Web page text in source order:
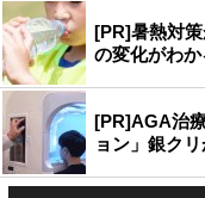
[PR]暑熱対
の変化がわ
[PR]AGA治
ョン」銀ク